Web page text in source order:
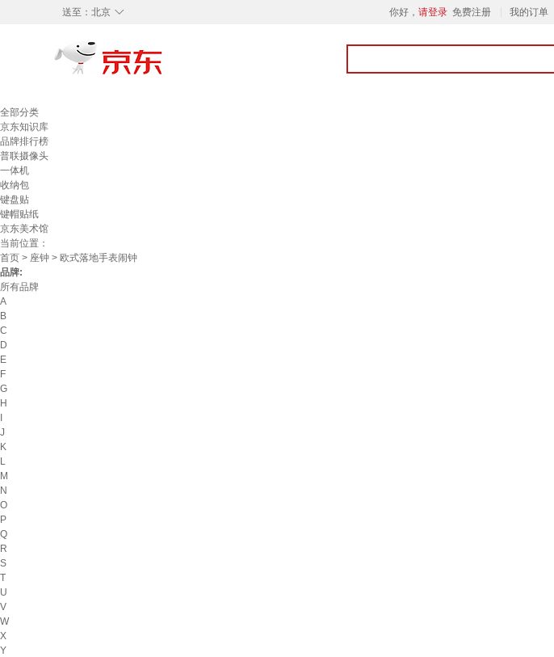
◇
送至： 北京 你好， 请登录 免费注册 我的订单
全部分类
京东知识库
品牌排行榜
普联摄像头
一体机
收纳包
键盘贴
键帽贴纸
京东美术馆
当前位置：
首页 > 座钟 > 欧式落地手表闹钟
品牌:
所有品牌
A
B
C
D
E
F
G
H
J
K
L
M
N
O
P
Q
R
S
T
U
V
W
X
Y